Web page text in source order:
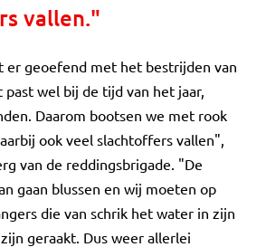
vallen."
er geoefend met het bestrijden van
past wel bij de tijd van het jaar,
Daarom bootsen we met rook
ook veel slachtoffers vallen",
van de reddingsbrigade. "De
gaan blussen en wij moeten op
die van schrik het water in zijn
geraakt. Dus weer allerlei